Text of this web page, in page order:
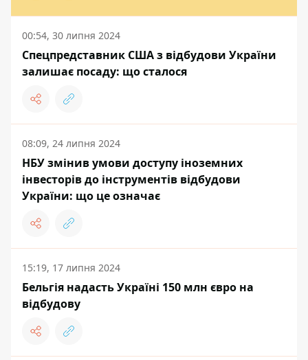
00:54, 30 липня 2024
Спецпредставник США з відбудови України
залишає посаду: що сталося
08:09, 24 липня 2024
НБУ змінив умови доступу іноземних
інвесторів до інструментів відбудови
України: що це означає
15:19, 17 липня 2024
Бельгія надасть Україні 150 млн євро на
відбудову